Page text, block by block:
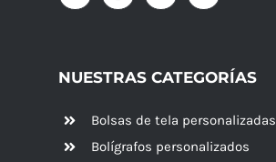
NUESTRAS CATEGORÍAS
Bolsas de tela personalizadas
Bolígrafos personalizados